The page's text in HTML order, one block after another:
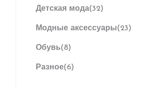
Детская мода(32)
Модные аксессуары(23)
Обувь(8)
Разное(6)